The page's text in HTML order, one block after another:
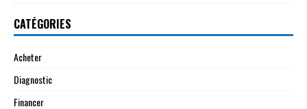
CATÉGORIES
Acheter
Diagnostic
Financer